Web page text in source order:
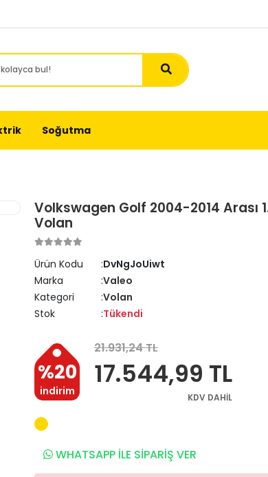
Soğutma
Volkswagen Golf 2004-2014 Arası
Volan
Ürün Kodu
DvNgJoUiwt
Marka
Valeo
Kategori
Volan
Stok
Tükendi
%20
indirim
21.931,24 TL
17.544,99 TL
KDV DAHİL
WHATSAPP İLE SİPARİŞ VER